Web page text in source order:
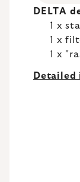
DELTA
1 x
1 x
1 x
Detailed